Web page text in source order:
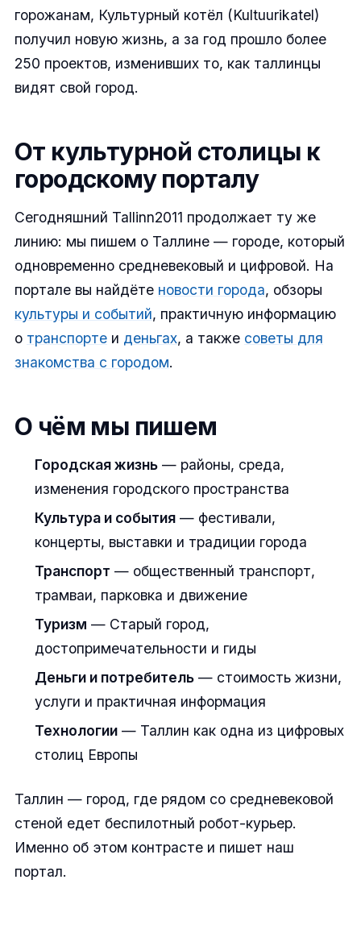
горожанам, Культурный котёл (Kultuurikatel)
получил новую жизнь, а за год прошло более
250 проектов, изменивших то, как таллинцы
видят свой город.
От культурной столицы к
городскому порталу
Сегодняшний Tallinn2011 продолжает ту же
линию: мы пишем о Таллине — городе, который
одновременно средневековый и цифровой. На
портале вы найдёте новости города, обзоры
культуры и событий, практичную информацию
о транспорте и деньгах, а также советы для
знакомства с городом.
О чём мы пишем
Городская жизнь— районы, среда,
изменения городского пространства
Культура и события— фестивали,
концерты, выставки и традиции города
Транспорт — общественный транспорт,
трамваи, парковка и движение
Туризм — Старый город,
достопримечательности и гиды
Деньги и потребитель— стоимость жизни,
услуги и практичная информация
Технологии— Таллин как одна из цифровых
столиц Европы
Таллин — город, где рядом со средневековой
стеной едет беспилотный робот-курьер.
Именно об этом контрасте и пишет наш
портал.